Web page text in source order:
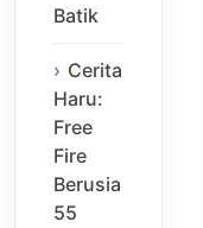
Batik
Cerita
Haru:
Free
Fire
Berusia
55